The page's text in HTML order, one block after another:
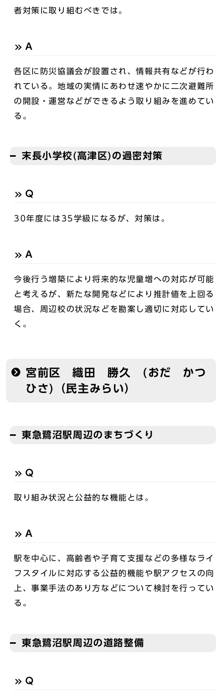
者対策に取り組むべきでは。
A
各区に防災協議会が設置され、情報共有などが行わ
れている。地域の実情にあわせ速やかに二次避難所
の開設・運営などができるよう取り組みを進めてい
る。
末長小学校(高津区)の過密対策
Q
30年度には35学級になるが、対策は。
A
今後行う増築により将来的な児童増への対応が可能
と考えるが、新たな開発などにより推計値を上回る
場合、周辺校の状況などを勘案し適切に対応してい
く。
宮前区 織田 勝久 (おだ かつ
ひさ)（民主みらい）
東急鷺沼駅周辺のまちづくり
Q
取り組み状況と公益的な機能とは。
A
駅を中心に、高齢者や子育て支援などの多様なライ
フスタイルに対応する公益的機能や駅アクセスの向
上、事業手法のあり方などについて検討を行ってい
る。
東急鷺沼駅周辺の道路整備
Q